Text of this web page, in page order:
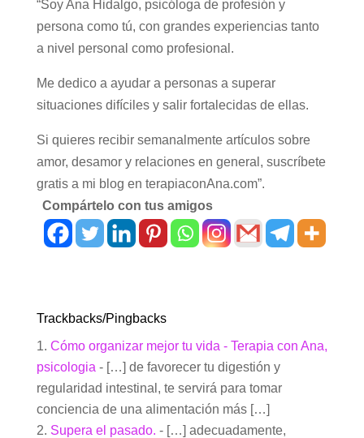
“Soy Ana Hidalgo, psicóloga de profesión y
persona como tú, con grandes experiencias tanto
a nivel personal como profesional.
Me dedico a ayudar a personas a superar
situaciones difíciles y salir fortalecidas de ellas.
Si quieres recibir semanalmente artículos sobre
amor, desamor y relaciones en general, suscríbete
gratis a mi blog en terapiaconAna.com”.
Compártelo con tus amigos
Trackbacks/Pingbacks
Cómo organizar mejor tu vida - Terapia con Ana,
psicologia - […] de favorecer tu digestión y
regularidad intestinal, te servirá para tomar
conciencia de una alimentación más […]
Supera el pasado. - […] adecuadamente,